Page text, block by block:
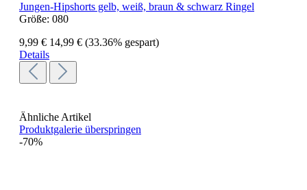
Jungen-Hipshorts gelb, weiß, braun & schwarz Ringel
Größe: 080
9,99 € 14,99 € (33.36% gespart)
Details
Ähnliche Artikel
Produktgalerie überspringen
-70%